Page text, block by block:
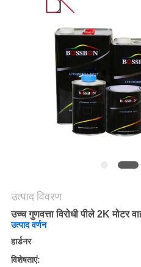
PRIVACY
उत्पाद विवरण
उच्च गुणवत्ता विरोधी पीले 2K मोटर
उत्पाद वर्णन
हार्डनर
विशेषताएं: